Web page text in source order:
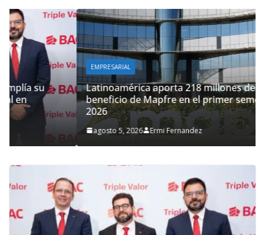
EMPRESARIAL
Latinoamérica aporta 218 millones de euros al
beneficio de Mapfre en el primer semestre de
2026
Ermi Fernandez